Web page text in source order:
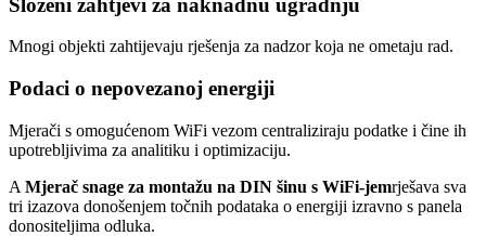
Mnogi objekti zahtijevaju rješenja za nadzor koja ne ometaju rad.
Podaci o nepovezanoj energiji
Mjerači s omogućenom WiFi vezom centraliziraju podatke i čine ih
upotrebljivima za analitiku i optimizaciju.
A Mjerač snage za montažu na DIN šinu s WiFi-jemrješava sva
tri izazova donošenjem točnih podataka o energiji izravno s panela
donositeljima odluka.